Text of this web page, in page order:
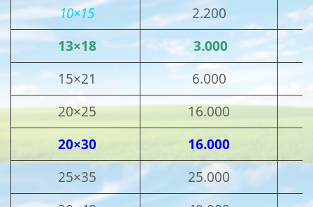
10×15
2.200
13×18
3.000
15×21
6.000
20×25
16.000
20×30
16.000
25×35
25.000